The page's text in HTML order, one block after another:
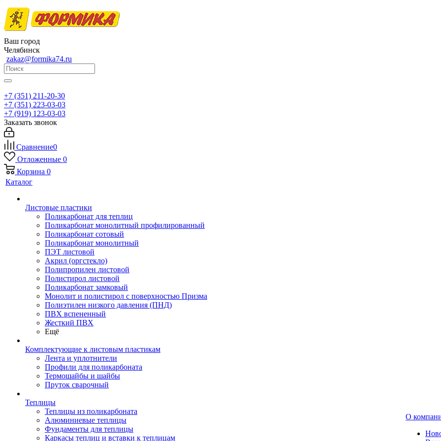
Ваш город
Челябинск
zakaz@formika74.ru
+7 (351) 211-20-30
+7 (351) 223-03-03
+7 (919) 123-03-03
Заказать звонок
Сравнение0
Отложенные 0
Корзина 0
Каталог
Листовые пластики
Поликарбонат для теплиц
Поликарбонат монолитный профилированный
Поликарбонат сотовый
Поликарбонат монолитный
ПЭТ листовой
Акрил (оргстекло)
Полипропилен листовой
Полистирол листовой
Поликарбонат замковый
Монолит и полистирол с поверхностью Призма
Полиэтилен низкого давления (ПНД)
ПВХ вспененный
Жесткий ПВХ
Ещё
Комплектующие к листовым пластикам
Лента и уплотнители
Профили для поликарбоната
Термошайбы и шайбы
Пруток сварочный
Теплицы
Теплицы из поликарбоната
Алюминиевые теплицы
Фундаменты для теплицы
Каркасы теплиц и вставки к теплицам
О